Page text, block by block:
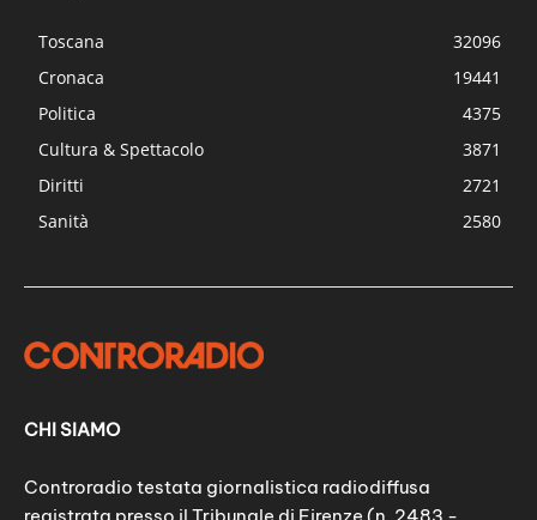
Toscana
32096
Cronaca
19441
Politica
4375
Cultura & Spettacolo
3871
Diritti
2721
Sanità
2580
CHI SIAMO
Controradio testata giornalistica radiodiffusa